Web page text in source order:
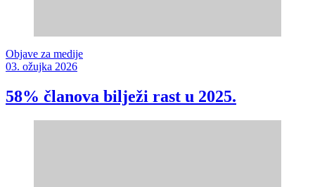
Objave za medije
03. ožujka 2026
58% članova bilježi rast u 2025.